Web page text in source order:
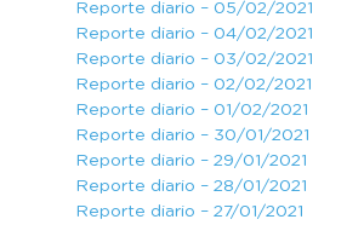
Reporte diario – 05/02/2021
Reporte diario – 04/02/2021
Reporte diario – 03/02/2021
Reporte diario – 02/02/2021
Reporte diario – 01/02/2021
Reporte diario – 30/01/2021
Reporte diario – 29/01/2021
Reporte diario – 28/01/2021
Reporte diario – 27/01/2021